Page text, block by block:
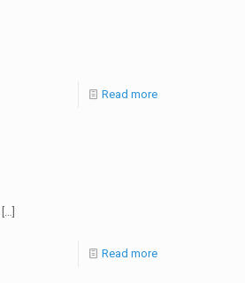
Read more
[…]
Read more